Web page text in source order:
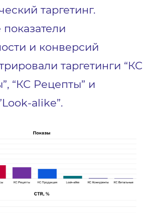
таргетинг.
и конверсий
таргетинги “КС
“КС Рецепты” и
alike”.